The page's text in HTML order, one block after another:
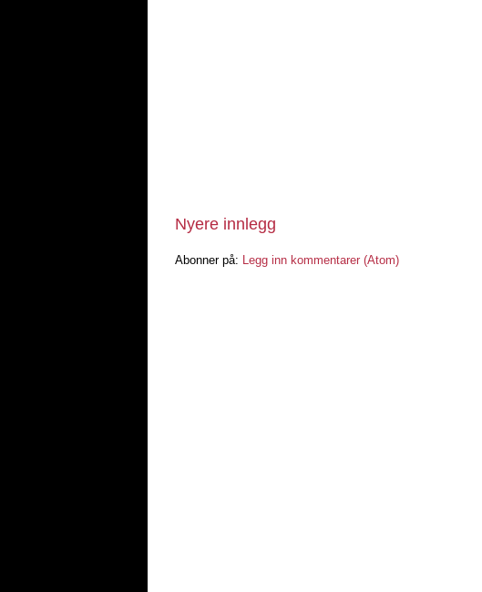
Nyere innlegg
Abonner på: Legg inn kommentarer (Atom)